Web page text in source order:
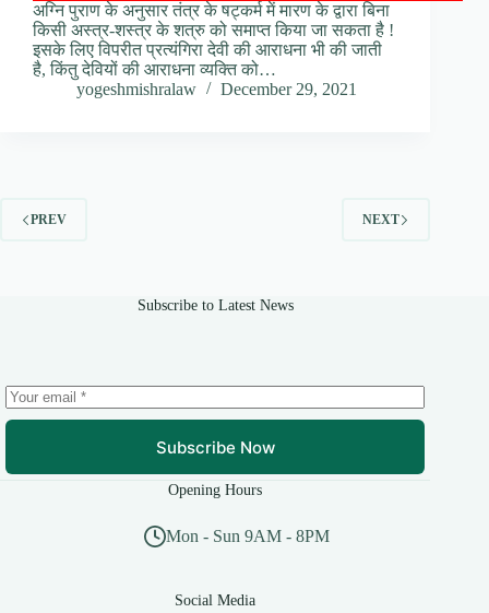
अग्नि पुराण के अनुसार तंत्र के षट्कर्म में मारण के द्वारा बिना
किसी अस्त्र-शस्त्र के शत्रु को समाप्त किया जा सकता है !
इसके लिए विपरीत प्रत्यंगिरा देवी की आराधना भी की जाती
है, किंतु देवियों की आराधना व्यक्ति को…
yogeshmishralaw
December 29, 2021
PREV NEXT
Subscribe to Latest News
Subscribe Now
Opening Hours
Mon - Sun 9AM - 8PM
Social Media